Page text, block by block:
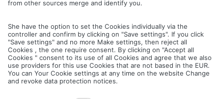
vous trouverez dans le menu Terrasse
VERS LES CONSEILS D'ENTRETIEN